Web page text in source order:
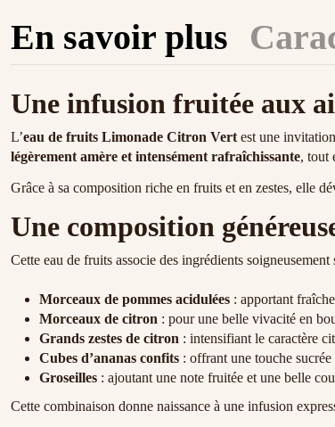
En savoir plus
Une infusion fruitée aux
L’eau de fruits Limonade Citron Vert est une
légèrement amère et intensément rafraîchissante, tout
Grâce à sa composition riche en fruits et en zestes, elle
Une composition
Cette eau de fruits associe des ingrédients
Morceaux de pommes acidulées : apportant
Morceaux de citron : pour une belle vivacité en
Grands zestes de citron : intensifiant le caractère
Cubes d’ananas confits : offrant une touche
Groseilles : ajoutant une note fruitée et une belle
Cette combinaison donne naissance à une infusion